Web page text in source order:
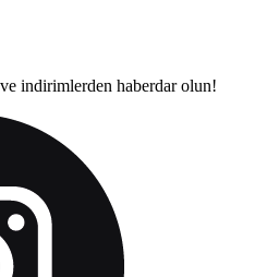
indirimlerden haberdar olun!